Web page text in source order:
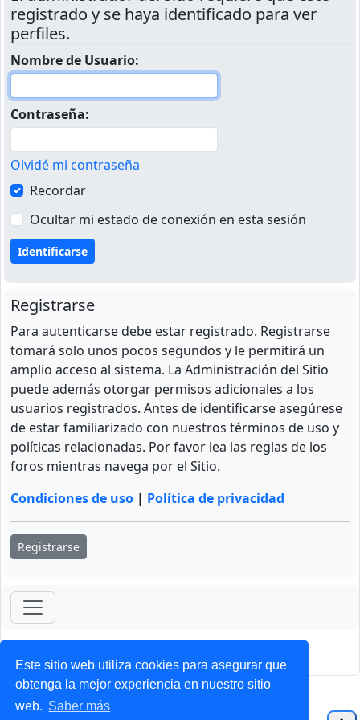
Este sitio web utiliza cookies para asegurar que
obtenga la mejor experiencia en nuestro sitio
web. Saber más
registrado y se haya identificado para ver
perfiles.
Nombre de Usuario:
Contraseña:
Olvidé mi contraseña
Recordar
Ocultar mi estado de conexión en esta sesión
Registrarse
Para autenticarse debe estar registrado. Registrarse
tomará solo unos pocos segundos y le permitirá un
amplio acceso al sistema. La Administración del Sitio
puede además otorgar permisos adicionales a los
usuarios registrados. Antes de identificarse asegúrese
de estar familiarizado con nuestros términos de uso y
políticas relacionadas. Por favor lea las reglas de los
foros mientras navega por el Sitio.
Condiciones de uso | Política de privacidad
Registrarse
ForoClub 2025
Privacidad| Condiciones